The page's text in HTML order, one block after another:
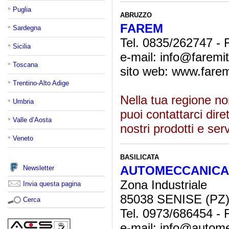
» Puglia
» Sardegna
» Sicilia
» Toscana
» Trentino-Alto Adige
» Umbria
» Valle d’Aosta
» Veneto
Newsletter
Invia questa pagina
Cerca
ABRUZZO
FAREM
Tel. 0835/262747 -
e-mail:
sito web:
Nella tua regione
puoi contattarci
nostri prodotti e
BASILICATA
Zona Industriale
85038 SENISE (PZ)
Tel. 0973/686454 -